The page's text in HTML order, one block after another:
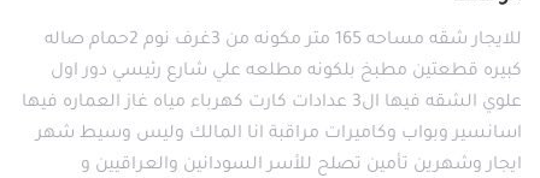
للايجار شقه مساحه 165 متر مكونه من 3غرف نوم 2حمام صاله
كبيره قطعتين مطبخ بلكونه مطلعه علي شارع رئيسي دور اول
علوي الشقه فيها ال3 عدادات كارت كهرباء مياه غاز العماره فيها
اسانسير وبواب وكاميرات مراقبة انا المالك وليس وسيط شهر
ايجار وشهرين تأمين تصلح للأسر السودانين والعراقيين و